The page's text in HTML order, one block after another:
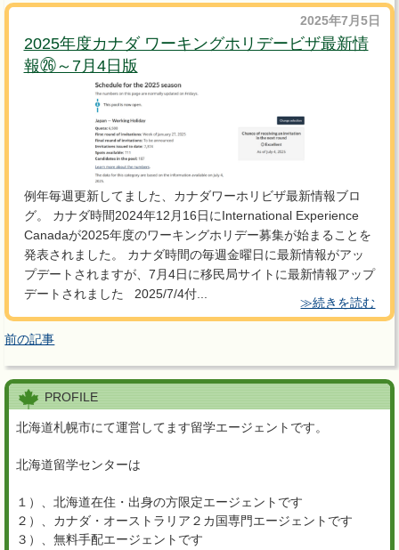
2025年7月5日
2025年度カナダ ワーキングホリデービザ最新情
報㉖～7月4日版
例年毎週更新してました、カナダワーホリビザ最新情報ブロ
グ。 カナダ時間2024年12月16日にInternational Experience
Canadaが2025年度のワーキングホリデー募集が始まることを
発表されました。 カナダ時間の毎週金曜日に最新情報がアッ
プデートされますが、7月4日に移民局サイトに最新情報アップ
デートされました 2025/7/4付...
≫続きを読む
前の記事
PROFILE
北海道札幌市にて運営してます留学エージェントです。
北海道留学センターは
１）、北海道在住・出身の方限定エージェントです
２）、カナダ・オーストラリア２カ国専門エージェントです
３）、無料手配エージェントです